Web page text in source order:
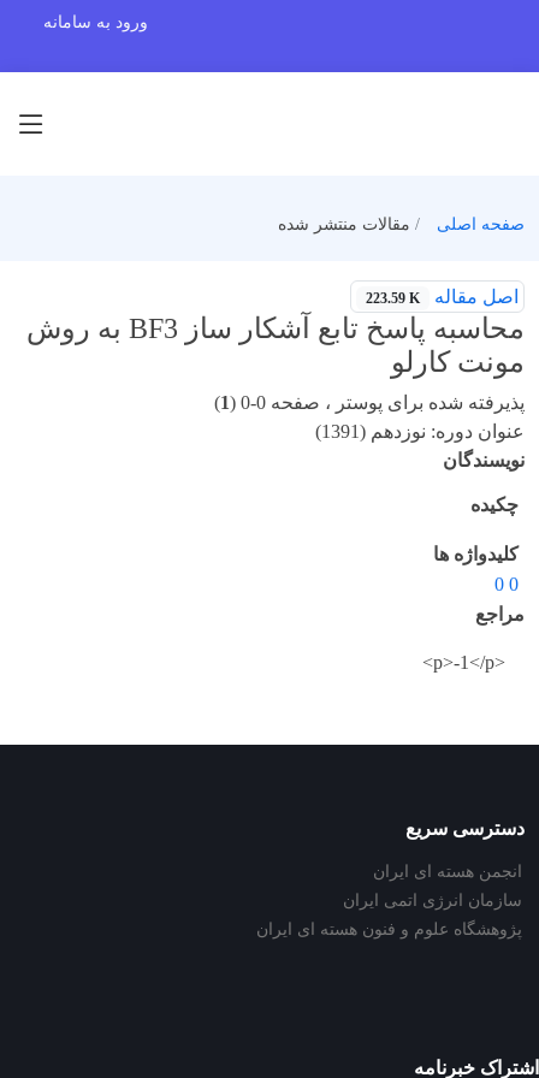
ورود به سامانه
صفحه اصلی مقالات منتشر شده
اصل مقاله 223.59 K
محاسبه پاسخ تابع آشکار ساز BF3 به روش
مونت کارلو
پذیرفته شده برای پوستر ، صفحه 0-0 ( 1
)
عنوان دوره: نوزدهم (1391)
نویسندگان
چکیده
کلیدواژه ها
0 0
مراجع
<p>-1</p>
دسترسی سریع
انجمن هسته ای ایران
سازمان انرژی اتمی ایران
پژوهشگاه علوم و فنون هسته ای ایران
اشتراک خبرنامه